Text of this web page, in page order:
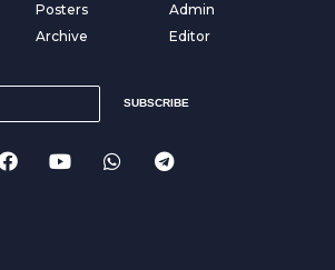
Posters
Archive
Admin
Editor
SUBSCRIBE